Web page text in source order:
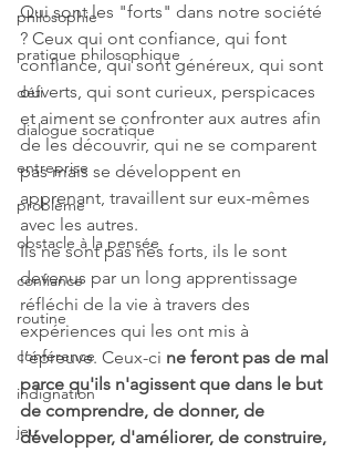
philosophie
pratique philosophique
défi
dialogue socratique
entreprise
problème
obstacle à la pensée
confiance
routine
conférence
indignation
jeu
Qui sont les "forts" dans notre société
? Ceux qui ont confiance, qui font
confiance, qui sont généreux, qui sont
ouverts, qui sont curieux, perspicaces
et aiment se confronter aux autres afin
de les découvrir, qui ne se comparent
pas mais se développent en
apprenant, travaillent sur eux-mêmes
avec les autres.
Ils ne sont pas nés forts, ils le sont
devenus par un long apprentissage
réfléchi de la vie à travers des
expériences qui les ont mis à
l’épreuve. Ceux-ci ne feront pas de mal
parce qu'ils n'agissent que dans le but
de comprendre, de donner, de
développer, d'améliorer, de construire,